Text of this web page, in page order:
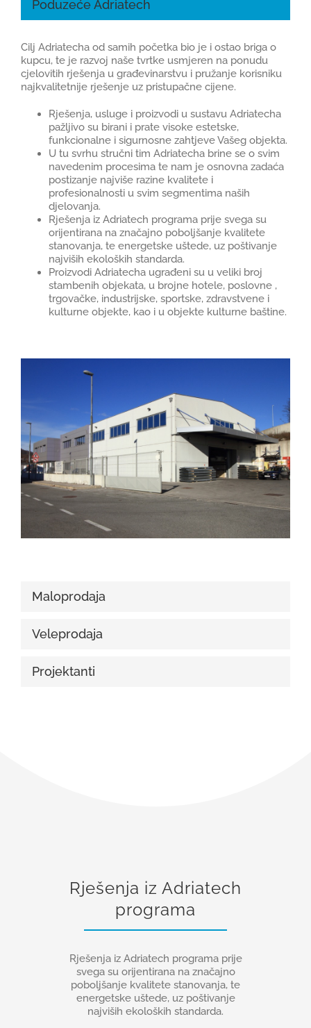
REFERENCE
KARIJERE 1
KONTAKT
WEB SHOP
Poduzeće Adriatech
Cilj Adriatecha od samih početka bio je i ostao briga o
kupcu, te je razvoj naše tvrtke usmjeren na ponudu
cjelovitih rješenja u građevinarstvu i pružanje korisniku
najkvalitetnije rješenje uz pristupačne cijene.
Rješenja, usluge i proizvodi u sustavu Adriatecha
pažljivo su birani i prate visoke estetske,
funkcionalne i sigurnosne zahtjeve Vašeg objekta.
U tu svrhu stručni tim Adriatecha brine se o svim
navedenim procesima te nam je osnovna zadaća
postizanje najviše razine kvalitete i
profesionalnosti u svim segmentima naših
djelovanja.
Rješenja iz Adriatech programa prije svega su
orijentirana na značajno poboljšanje kvalitete
stanovanja, te energetske uštede, uz poštivanje
najviših ekoloških standarda.
Proizvodi Adriatecha ugrađeni su u veliki broj
stambenih objekata, u brojne hotele, poslovne ,
trgovačke, industrijske, sportske, zdravstvene i
kulturne objekte, kao i u objekte kulturne baštine.
Maloprodaja
Veleprodaja
Projektanti
Rješenja iz Adriatech
programa
Rješenja iz Adriatech programa prije
svega su orijentirana na značajno
poboljšanje kvalitete stanovanja, te
energetske uštede, uz poštivanje
najviših ekoloških standarda.